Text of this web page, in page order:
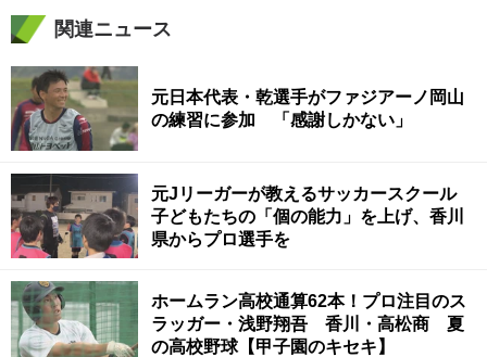
関連ニュース
元日本代表・乾選手がファジアーノ岡山
の練習に参加 「感謝しかない」
元Jリーガーが教えるサッカースクール
子どもたちの「個の能力」を上げ、香川
県からプロ選手を
ホームラン高校通算62本！プロ注目のス
ラッガー・浅野翔吾 香川・高松商 夏
の高校野球【甲子園のキセキ】